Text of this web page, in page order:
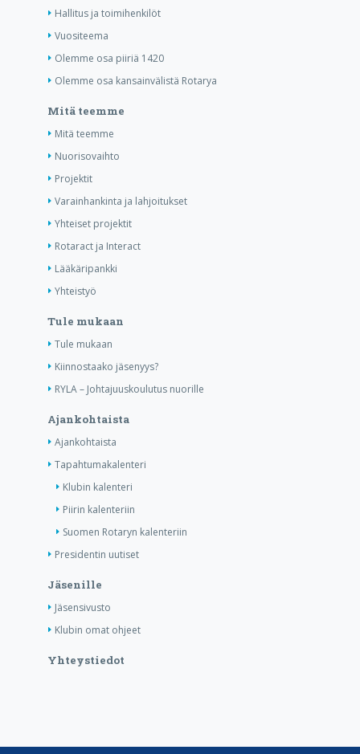
Hallitus ja toimihenkilöt
Vuositeema
Olemme osa piiriä 1420
Olemme osa kansainvälistä Rotarya
Mitä teemme
Mitä teemme
Nuorisovaihto
Projektit
Varainhankinta ja lahjoitukset
Yhteiset projektit
Rotaract ja Interact
Lääkäripankki
Yhteistyö
Tule mukaan
Tule mukaan
Kiinnostaako jäsenyys?
RYLA – Johtajuuskoulutus nuorille
Ajankohtaista
Ajankohtaista
Tapahtumakalenteri
Klubin kalenteri
Piirin kalenteriin
Suomen Rotaryn kalenteriin
Presidentin uutiset
Jäsenille
Jäsensivusto
Klubin omat ohjeet
Yhteystiedot